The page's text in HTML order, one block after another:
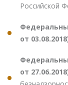
Российской
от
от